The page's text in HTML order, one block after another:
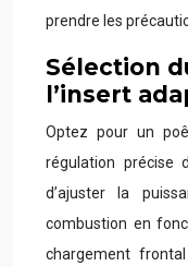
prendre les
Sélection
l’insert
Optez pour un
régulation précise
d’ajuster la
combustion en
chargement